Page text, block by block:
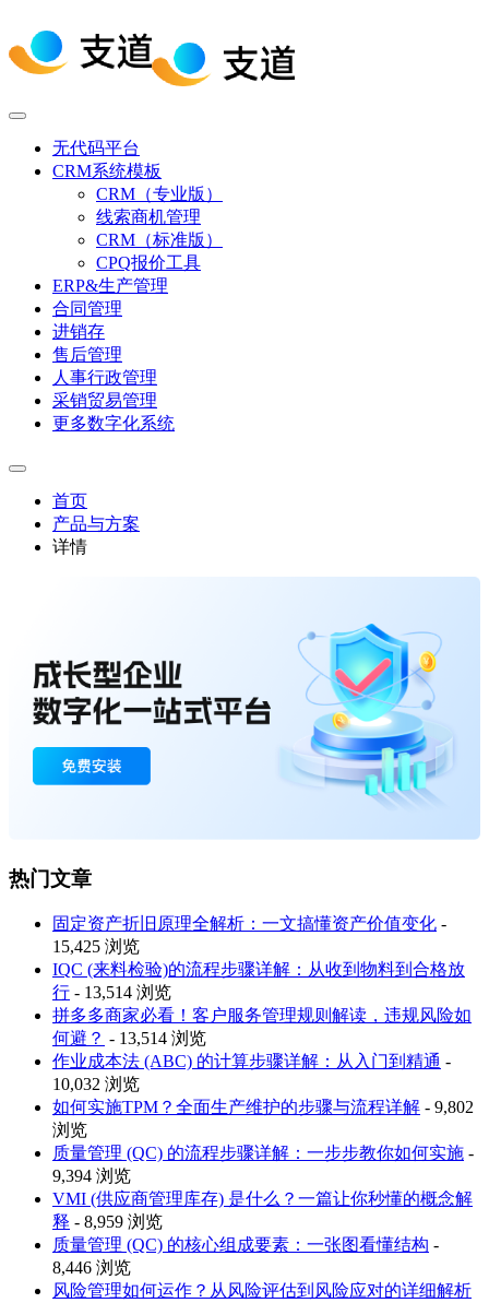
无代码平台
CRM系统模板
CRM（专业版）
线索商机管理
CRM（标准版）
CPQ报价工具
ERP&生产管理
合同管理
进销存
售后管理
人事行政管理
采销贸易管理
更多数字化系统
首页
产品与方案
详情
热门文章
固定资产折旧原理全解析：一文搞懂资产价值变化 -
15,425 浏览
IQC (来料检验)的流程步骤详解：从收到物料到合格放
行 - 13,514 浏览
拼多多商家必看！客户服务管理规则解读，违规风险如
何避？ - 13,514 浏览
作业成本法 (ABC) 的计算步骤详解：从入门到精通 -
10,032 浏览
如何实施TPM？全面生产维护的步骤与流程详解 - 9,802
浏览
质量管理 (QC) 的流程步骤详解：一步步教你如何实施 -
9,394 浏览
VMI (供应商管理库存) 是什么？一篇让你秒懂的概念解
释 - 8,959 浏览
质量管理 (QC) 的核心组成要素：一张图看懂结构 -
8,446 浏览
风险管理如何运作？从风险评估到风险应对的详细解析